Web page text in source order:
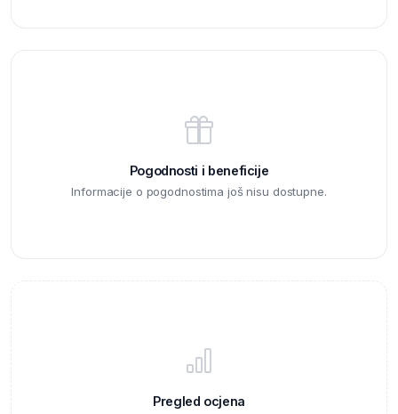
Pogodnosti i beneficije
Informacije o pogodnostima još nisu dostupne.
Pregled ocjena